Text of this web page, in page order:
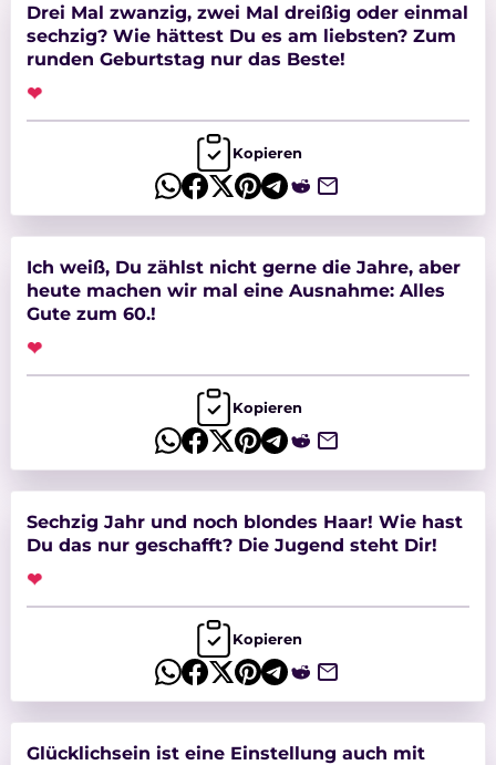
Drei Mal zwanzig, zwei Mal dreißig oder einmal
sechzig? Wie hättest Du es am liebsten? Zum
runden Geburtstag nur das Beste!
❤
Kopieren
Ich weiß, Du zählst nicht gerne die Jahre, aber
heute machen wir mal eine Ausnahme: Alles
Gute zum 60.!
❤
Kopieren
Sechzig Jahr und noch blondes Haar! Wie hast
Du das nur geschafft? Die Jugend steht Dir!
❤
Kopieren
Glücklichsein ist eine Einstellung auch mit